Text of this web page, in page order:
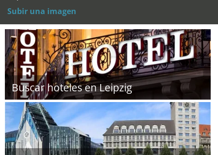
Subir una imagen
Buscar hoteles en Leipzig